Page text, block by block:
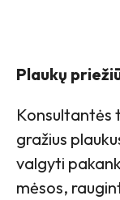
Plaukų
Konsultantės
gražius
valgyti
mėsos,